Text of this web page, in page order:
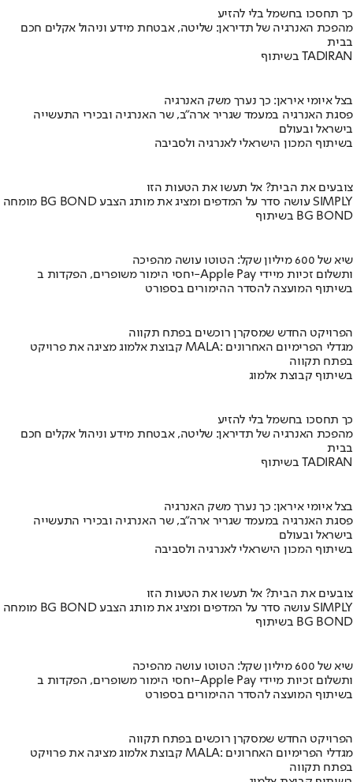
כך תחסכו בחשמל בלי להזיע
מהפכת האנרגיה של תדיראן: שליטה, אבטחת מידע וניהול אקלים חכם
בבית
בשיתוף TADIRAN
בצל איומי איראן: כך נערך משק האנרגיה
פסגת האנרגיה במעמד שגריר ארה"ב, שר האנרגיה ובכירי התעשייה
בישראל ובעולם
בשיתוף המכון הישראלי לאנרגיה ולסביבה
צובעים את הבית? אל תעשו את הטעות הזו
מומחה BG BOND עושה סדר על המדפים ומציג את מותג הצבע SIMPLY
בשיתוף BG BOND
שיא של 600 מיליון שקל: הטוטו עושה מהפיכה
יחסי הימור משופרים, הפקדות ב-Apple Pay ותשלום זכיות מיידי
בשיתוף המועצה להסדר ההימורים בספורט
הפרויקט החדש שמסקרן רוכשים בפתח תקווה
קבוצת אלמוג מציגה את פרויקט MALA: מגדלי הפרימיום האחרונים
בפתח תקווה
בשיתוף קבוצת אלמוג
כך תחסכו בחשמל בלי להזיע
מהפכת האנרגיה של תדיראן: שליטה, אבטחת מידע וניהול אקלים חכם
בבית
בשיתוף TADIRAN
בצל איומי איראן: כך נערך משק האנרגיה
פסגת האנרגיה במעמד שגריר ארה"ב, שר האנרגיה ובכירי התעשייה
בישראל ובעולם
בשיתוף המכון הישראלי לאנרגיה ולסביבה
צובעים את הבית? אל תעשו את הטעות הזו
מומחה BG BOND עושה סדר על המדפים ומציג את מותג הצבע SIMPLY
בשיתוף BG BOND
שיא של 600 מיליון שקל: הטוטו עושה מהפיכה
יחסי הימור משופרים, הפקדות ב-Apple Pay ותשלום זכיות מיידי
בשיתוף המועצה להסדר ההימורים בספורט
הפרויקט החדש שמסקרן רוכשים בפתח תקווה
קבוצת אלמוג מציגה את פרויקט MALA: מגדלי הפרימיום האחרונים
בפתח תקווה